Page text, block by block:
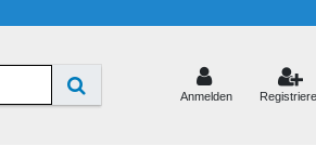
Anmelden